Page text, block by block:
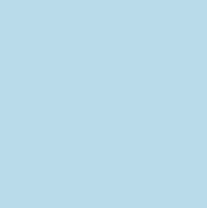
& Risk Manager